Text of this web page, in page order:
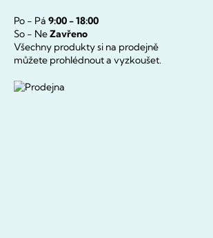
Po - Pá 9:00 - 18:00
So - NeZavřeno
Všechny produkty si na prodejně
můžete prohlédnout a vyzkoušet.